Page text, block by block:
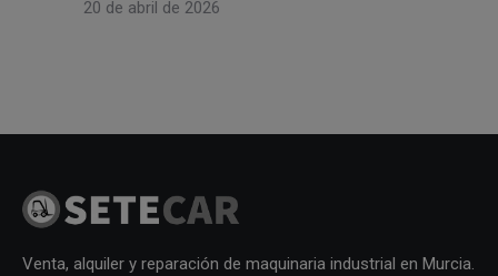
20 de abril de 2026
Venta, alquiler y reparación de maquinaria industrial en Murcia.